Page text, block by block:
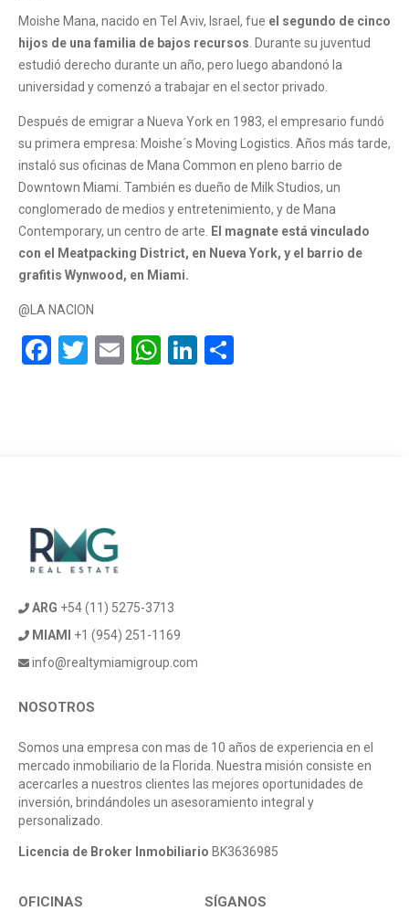
Moishe Mana, nacido en Tel Aviv, Israel, fue el segundo de cinco
hijos de una familia de bajos recursos . Durante su juventud
estudió derecho durante un año, pero luego abandonó la
universidad y comenzó a trabajar en el sector privado.
Después de emigrar a Nueva York en 1983, el empresario fundó
su primera empresa: Moishe´s Moving Logistics. Años más tarde,
instaló sus oficinas de Mana Common en pleno barrio de
Downtown Miami. También es dueño de Milk Studios, un
conglomerado de medios y entretenimiento, y de Mana
Contemporary, un centro de arte.
El magnate está vinculado
con el Meatpacking District, en Nueva York, y el barrio de
grafitis Wynwood, en Miami.
@LA NACION
Facebook
Twitter
EmailWhatsApp
LinkedIn
ARG +54 (11) 5275-3713
MIAMI
+1 (954) 251-1169
info@realtymiamigroup.com
NOSOTROS
Somos una empresa con mas de 10 años de experiencia en el
mercado inmobiliario de la Florida. Nuestra misión consiste en
acercarles a nuestros clientes las mejores oportunidades de
inversión, brindándoles un asesoramiento integral y
personalizado.
Licencia de Broker Inmobiliario BK3636985
OFICINAS SÍGANOS